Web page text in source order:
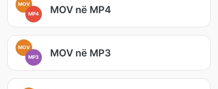
MOV
MP4
MOV në MP4
MOV
MP3
MOV në MP3